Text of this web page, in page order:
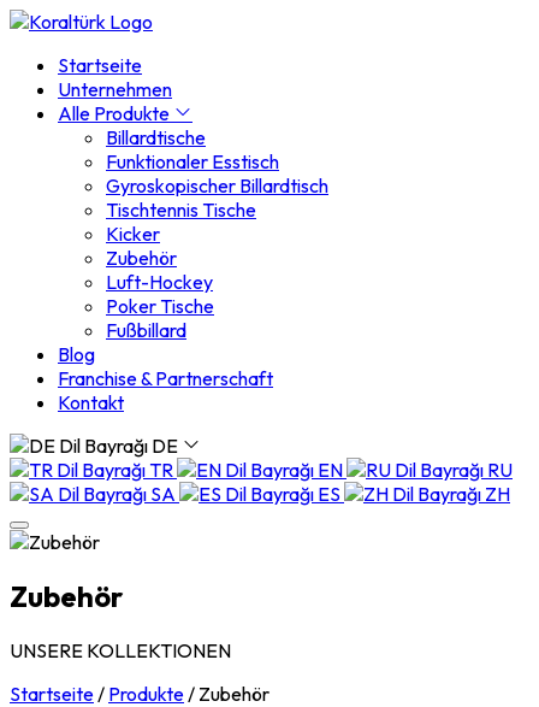
Startseite
Unternehmen
Alle Produkte
Billardtische
Funktionaler Esstisch
Gyroskopischer Billardtisch
Tischtennis Tische
Kicker
Zubehör
Luft-Hockey
Poker Tische
Fußbillard
Blog
Franchise & Partnerschaft
Kontakt
DE
TR
EN
RU
SA
ES ZH
Zubehör
UNSERE KOLLEKTIONEN
Startseite / Produkte / Zubehör